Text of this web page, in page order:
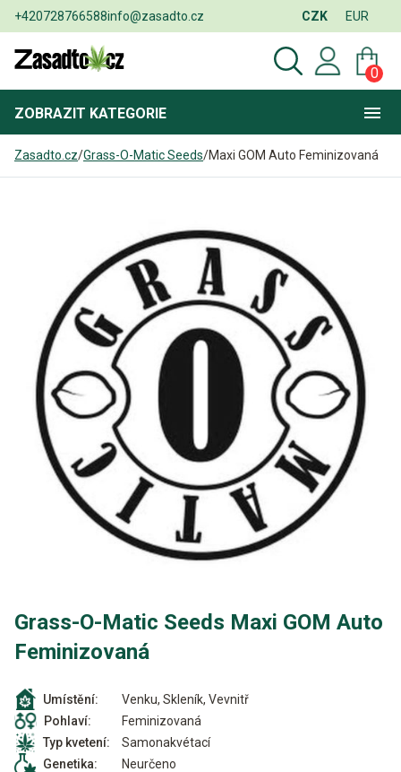
+420728766588info@zasadto.cz CZK EUR
0
ZOBRAZIT KATEGORIE
Zasadto.cz/Grass-O-Matic Seeds/Maxi GOM Auto Feminizovaná
Grass-O-Matic Seeds Maxi GOM Auto
Feminizovaná
Umístění:
Venku, Skleník, Vevnitř
Pohlaví:
Feminizovaná
Typ kvetení:
Samonakvétací
Genetika:
Neurčeno